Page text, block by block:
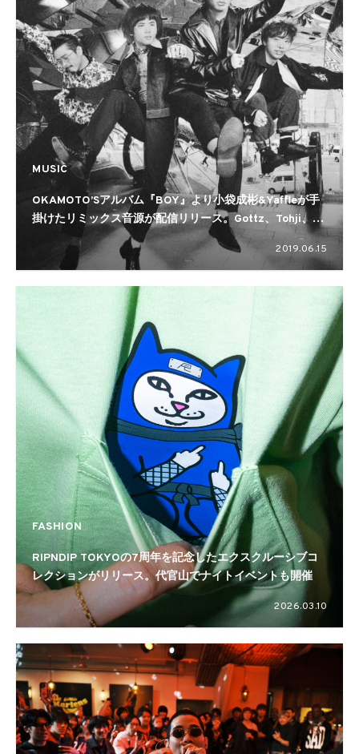
MUSIC
OKAMOTO’Sアルバム『BOY』より小袋成彬&Yaffleが手
掛けたリミックス音源が配信リリース。Gottz、Tohji、
Shurkn Papが参加
2019.06.15
FASHION
RIPNDIP TOKYOの7周年を記念したエクスクルーシブコ
レクションがリリース。代官山でナイトイベントも開催
2026.03.10